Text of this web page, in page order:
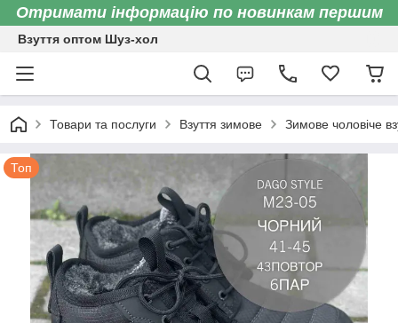
Отримати інформацію по новинкам першим
Взуття оптом Шуз-хол
Товари та послуги Взуття зимове Зимове чоловіче
Топ